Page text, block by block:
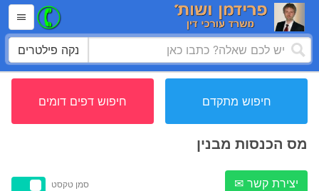
נקה פילטרים
חיפוש מתקדם חיפוש דפים דומים
מס הכנסות מבנין
יצירת קשר ✉ סמן טקסט